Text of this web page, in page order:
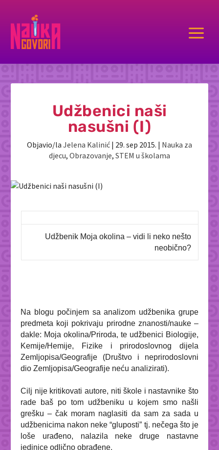
a
Udžbenici naši
nasušni (I)
Objavio/la Jelena Kalinić | 29. sep 2015. | Nauka za
djecu, Obrazovanje, STEM u školama
Udžbenik Moja okolina – vidi li neko nešto
neobično?
Na blogu počinjem sa analizom udžbenika grupe
predmeta koji pokrivaju prirodne znanosti/nauke –
dakle: Moja okolina/Priroda, te udžbenici Biologije,
Kemije/Hemije, Fizike i prirodoslovnog dijela
Zemljopisa/Geografije (Društvo i neprirodoslovni
dio Zemljopisa/Geografije neću analizirati).
Cilj nije kritikovati autore, niti škole i nastavnike što
rade baš po tom udžbeniku u kojem smo našli
grešku – čak moram naglasiti da sam za sada u
udžbenicima nakon neke “gluposti” tj. nečega što je
loše urađeno, nalazila neke druge nastavne
jedinice odlično obrađene.